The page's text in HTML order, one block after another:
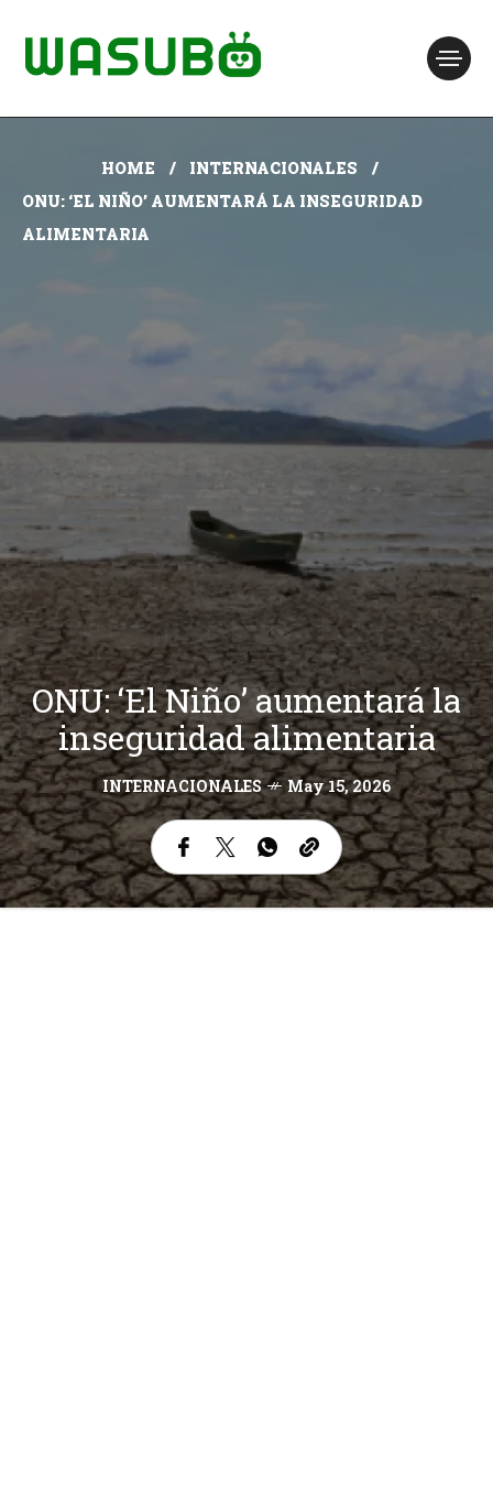
HOME
INTERNACIONALES
ONU: ‘EL NIÑO’ AUMENTARÁ LA INSEGURIDAD
ALIMENTARIA
ONU: ‘El Niño’ aumentará la
inseguridad alimentaria
INTERNACIONALES May 15, 2026